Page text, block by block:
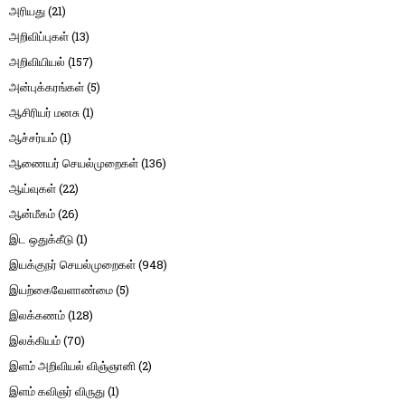
அரியது(21)
அறிவிப்புகள்(13)
அறிவியியல் (157)
அன்புக்கரங்கள்(5)
ஆசிரியர் மனசு(1)
ஆச்சர்யம்(1)
ஆணையர் செயல்முறைகள்(136)
ஆய்வுகள்(22)
ஆன்மீகம்(26)
இட ஒதுக்கீடு(1)
இயக்குநர் செயல்முறைகள்(948)
இயற்கைவேளாண்மை(5)
இலக்கணம்(128)
இலக்கியம்(70)
இளம் அறிவியல் விஞ்ஞானி(2)
இளம் கவிஞர் விருது(1)